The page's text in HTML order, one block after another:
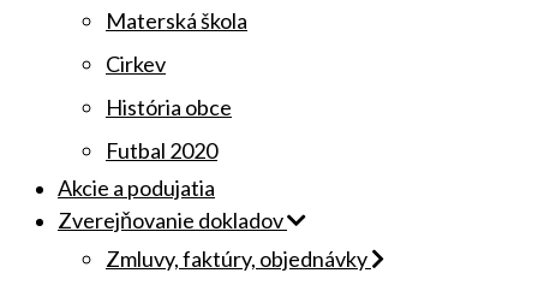
Materská škola
Cirkev
História obce
Futbal 2020
Akcie a podujatia
Zverejňovanie dokladov
Zmluvy, faktúry, objednávky